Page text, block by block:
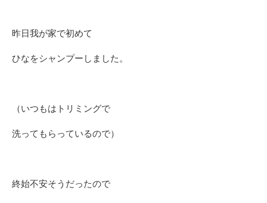
昨日我が家で初めて
ひなをシャンプーしました。
（いつもはトリミングで
洗ってもらっているので）
終始不安そうだったので